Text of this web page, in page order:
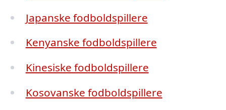
Japanske fodboldspillere
Kenyanske fodboldspillere
Kinesiske fodboldspillere
Kosovanske fodboldspillere